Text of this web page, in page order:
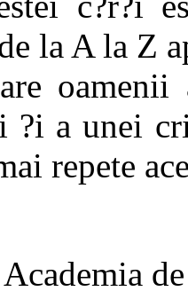
la A la Z
oamenii
?i a unei
repete
Academia